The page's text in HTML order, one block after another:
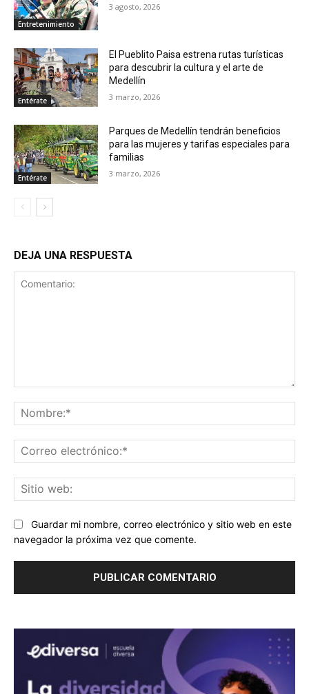
Entretenimiento
3 agosto, 2026
Entérate
El Pueblito Paisa estrena rutas turísticas
para descubrir la cultura y el arte de
Medellín
3 marzo, 2026
Entérate
Parques de Medellín tendrán beneficios
para las mujeres y tarifas especiales para
familias
3 marzo, 2026
DEJA UNA RESPUESTA
Guardar mi nombre, correo electrónico y sitio web en este
navegador la próxima vez que comente.